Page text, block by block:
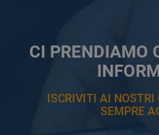
CI PRENDIAMO
ISCRIVITI AI NOSTRI
SEMPRE